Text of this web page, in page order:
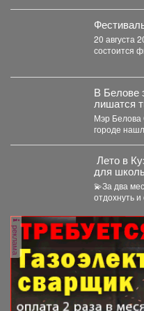
20 августа
состоится
В Белове
лишатся
Мэр Белова
городе
Лето в
для
💫За два
отдохнуть и
реклама